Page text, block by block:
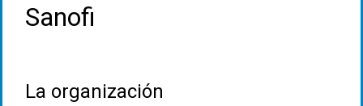
Sanofi
La organización